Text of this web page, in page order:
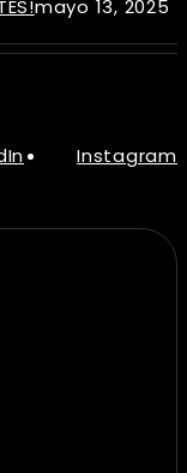
mayo 13, 2025
Instagram